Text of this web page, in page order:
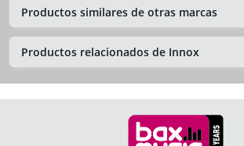
Productos similares de otras marcas
Productos relacionados de Innox